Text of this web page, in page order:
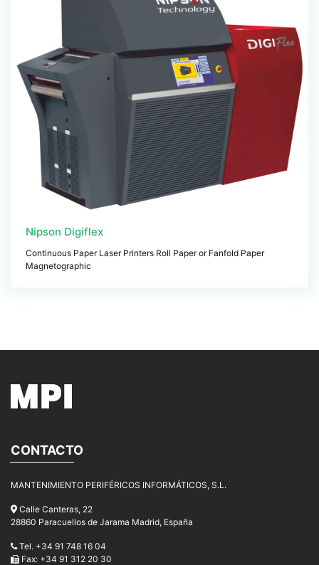
Nipson Digiflex
Continuous Paper Laser Printers Roll Paper or Fanfold Paper
Magnetographic
CONTACTO
MANTENIMIENTO PERIFÉRICOS INFORMÁTICOS, S.L.
Calle Canteras, 22
28860 Paracuellos de Jarama Madrid, España
Tel. +34 91 748 16 04
Fax: +34 91 312 20 30